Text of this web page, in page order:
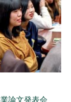
論文発表会